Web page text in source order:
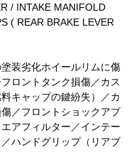
/ INTAKE MANIFOLD
( REAR BRAKE LEVER
装劣化ホイールリムに傷
ロントタンク損傷／カス
キャップの鍵紛失）／カ
／フロントショックアブ
アフィルター／インテー
ハンドグリップ（リアブ